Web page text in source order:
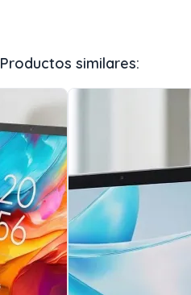
Productos similares: